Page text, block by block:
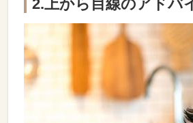
2.上から目線のアドバ